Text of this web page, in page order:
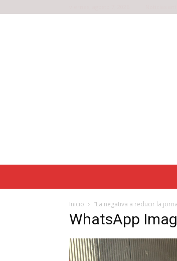
Inicio “La negativa a reducir la
WhatsApp